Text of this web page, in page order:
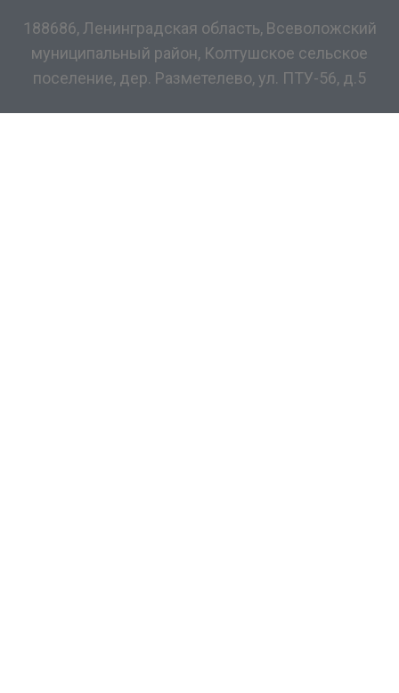
188686, Ленинградская область, Всеволожский
муниципальный район, Колтушское сельское
поселение, дер. Разметелево, ул. ПТУ-56, д.5